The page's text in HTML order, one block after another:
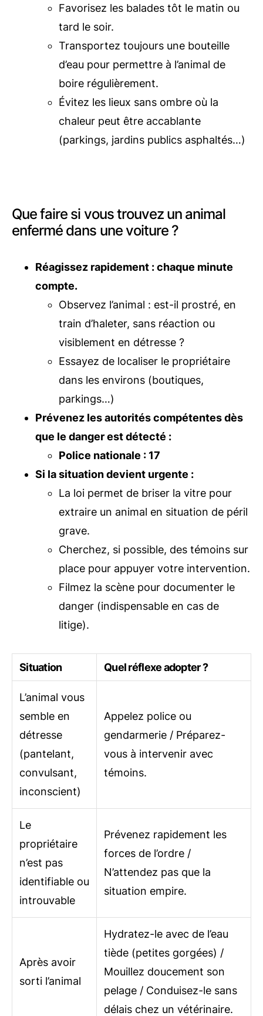
Favorisez les balades tôt le matin ou
tard le soir.
Transportez toujours une bouteille
d’eau pour permettre à l’animal de
boire régulièrement.
Évitez les lieux sans ombre où la
chaleur peut être accablante
(parkings, jardins publics asphaltés…)
Que faire si vous trouvez un animal
enfermé dans une voiture ?
Réagissez rapidement : chaque minute
compte.
Observez l’animal : est-il prostré, en
train d’haleter, sans réaction ou
visiblement en détresse ?
Essayez de localiser le propriétaire
dans les environs (boutiques,
parkings…)
Prévenez les autorités compétentes dès
que le danger est détecté :
Police nationale : 17
Si la situation devient urgente :
La loi permet de briser la vitre pour
extraire un animal en situation de péril
grave.
Cherchez, si possible, des témoins sur
place pour appuyer votre intervention.
Filmez la scène pour documenter le
danger (indispensable en cas de
litige).
Situation Quel réflexe adopter ?
L’animal vous
semble en
détresse
(pantelant,
convulsant,
inconscient)
Appelez police ou
gendarmerie / Préparez-
vous à intervenir avec
témoins.
Le
propriétaire
n’est pas
identifiable ou
introuvable
Prévenez rapidement les
forces de l’ordre /
N’attendez pas que la
situation empire.
Après avoir
sorti l’animal
Hydratez-le avec de l’eau
tiède (petites gorgées) /
Mouillez doucement son
pelage / Conduisez-le sans
délais chez un vétérinaire.